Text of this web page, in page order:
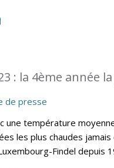
: la 4ème année
de presse
une température
les plus chaudes
Findel depuis